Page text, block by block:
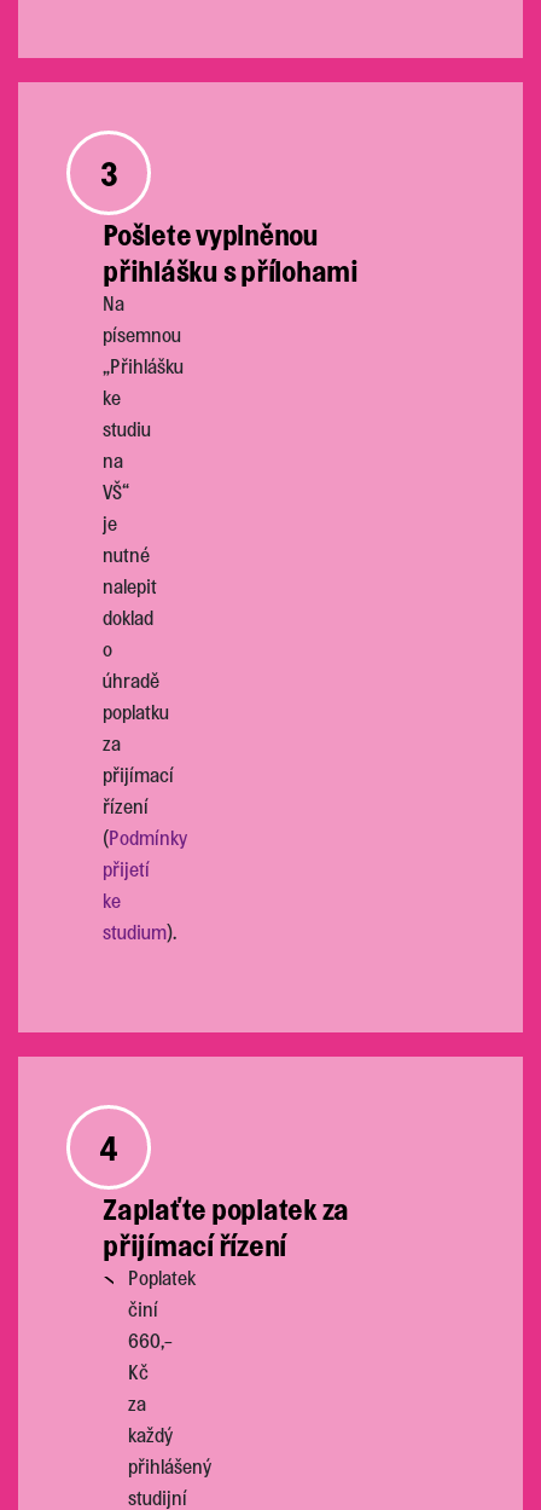
3
Pošlete vyplněnou
přihlášku s přílohami
Na
písemnou
„Přihlášku
ke
studiu
na
VŠ“
je
nutné
nalepit
doklad
o
úhradě
poplatku
za
přijímací
řízení
(Podmínky
přijetí
ke
studium).
4
Zaplaťte poplatek za
přijímací řízení
Poplatek
činí
660,-
Kč
za
každý
přihlášený
studijní